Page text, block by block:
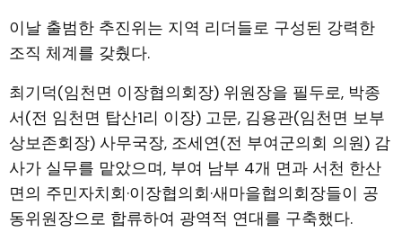
이날 출범한 추진위는 지역 리더들로 구성된 강력한
조직 체계를 갖췄다.
최기덕(임천면 이장협의회장) 위원장을 필두로, 박종
서(전 임천면 탑산1리 이장) 고문, 김용관(임천면 보부
상보존회장) 사무국장, 조세연(전 부여군의회 의원) 감
사가 실무를 맡았으며, 부여 남부 4개 면과 서천 한산
면의 주민자치회·이장협의회·새마을협의회장들이 공
동위원장으로 합류하여 광역적 연대를 구축했다.